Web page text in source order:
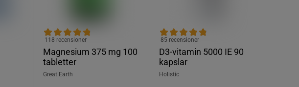
Magnesium 375 mg 100
tabletter
118 recensioner
Great Earth
D3-vitamin 5000 IE 90
kapslar
85 recensioner
Holistic